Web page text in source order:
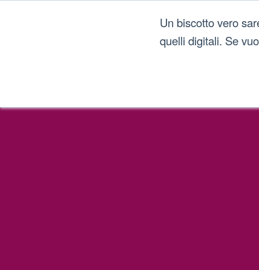
Un biscotto vero
quelli digitali. Se